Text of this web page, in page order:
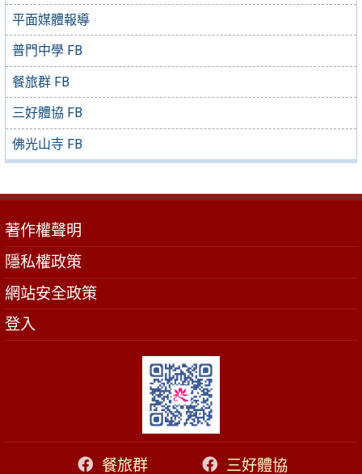
平面媒體報導
普門中學 FB
餐旅群 FB
三好體協 FB
佛光山寺 FB
著作權聲明
隱私權政策
網站安全政策
登入
餐旅群 三好體協